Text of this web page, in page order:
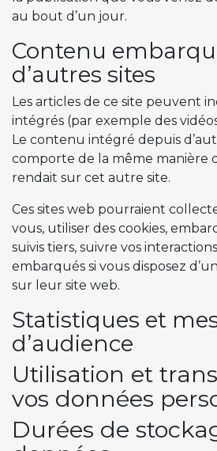
au bout d’un jour.
Contenu
d’autres sites
Les articles de ce site peuvent
intégrés (par exemple des
Le contenu intégré depuis
comporte de la même manière
rendait sur cet autre site.
Ces sites web pourraient
vous, utiliser des cookies,
suivis tiers, suivre vos
embarqués si vous disposez
sur leur site web.
Statistiques et
d’audience
Utilisation et
vos données
Durées de